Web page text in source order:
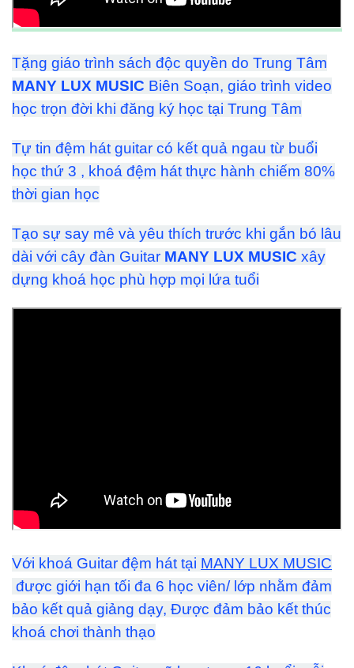
Tặng giáo trình sách độc quyền do Trung Tâm
MANY LUX MUSIC Biên Soạn, giáo trình video
học trọn đời khi đăng ký học tại Trung Tâm
Tự tin đệm hát guitar có kết quả ngau từ buổi
học thứ 3 , khoá đệm hát thực hành chiếm 80%
thời gian học
Tạo sự say mê và yêu thích trước khi gắn bó lâu
dài với cây đàn Guitar MANY LUX MUSIC xây
dựng khoá học phù hợp mọi lứa tuổi
Với khoá Guitar đệm hát tại MANY LUX MUSIC
được giới hạn tối đa 6 học viên/ lớp nhằm đảm
bảo kết quả giảng dạy, Được đảm bảo kết thúc
khoá chơi thành thạo